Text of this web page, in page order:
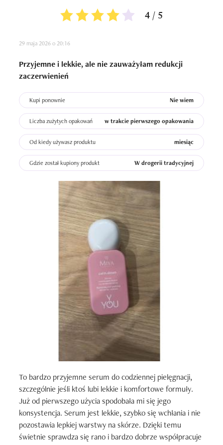
4 / 5
29 maja 2026 o 20:16
Przyjemne i lekkie, ale nie zauważyłam redukcji
zaczerwienień
Kupi ponownie Nie wiem
Liczba zużytych opakowań w trakcie pierwszego opakowania
Od kiedy używasz produktu miesiąc
Gdzie został kupiony produkt W drogerii tradycyjnej
To bardzo przyjemne serum do codziennej pielęgnacji,
szczególnie jeśli ktoś lubi lekkie i komfortowe formuły.
Już od pierwszego użycia spodobała mi się jego
konsystencja. Serum jest lekkie, szybko się wchłania i nie
pozostawia lepkiej warstwy na skórze. Dzięki temu
świetnie sprawdza się rano i bardzo dobrze współpracuje